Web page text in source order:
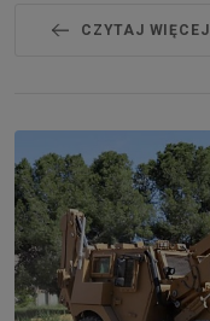
CZYTAJ WIĘCEJ